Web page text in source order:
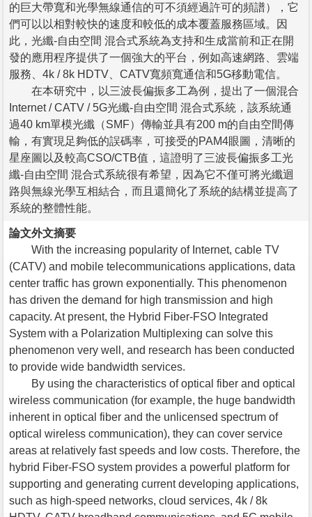
的巨大帶寬和光學無線通信的可不須經過許可的頻譜），它
們可以以相對較快的速度和較低的成本覆蓋服務區域。因
此，光纖-自由空間 混合式系統為支持和生成當前和正在開
發的應用程序提供了一個強大的平台，例如高速網路、雲端
服務、4k / 8k HDTV、CATV寬頻寬通信和5G移動電信。
在本研究中，以三波長偏振多工為例，提出了一個混合
Internet / CATV / 5G光纖-自由空間 混合式系統，該系統通
過40 km單模光纖（SMF）傳輸並具有200 m的自由空間傳
輸，有實現足夠低的誤碼率，可接受的PAM4眼圖，清晰的
星座圖以及較高CSO/CTB值，這證明了三波長偏振多工光
纖-自由空間 混合式系統很有希望，因為它不僅可將光纖迴
路與無線光學互相結合，而且還簡化了系統的結構並提高了
系統的整體性能。
論文外文摘要
With the increasing popularity of Internet, cable TV
(CATV) and mobile telecommunications applications, data
center traffic has grown exponentially. This phenomenon
has driven the demand for high transmission and high
capacity. At present, the Hybrid Fiber-FSO Integrated
System with a Polarization Multiplexing can solve this
phenomenon very well, and research has been conducted
to provide wide bandwidth services.
By using the characteristics of optical fiber and optical
wireless communication (for example, the huge bandwidth
inherent in optical fiber and the unlicensed spectrum of
optical wireless communication), they can cover service
areas at relatively fast speeds and low costs. Therefore, the
hybrid Fiber-FSO system provides a powerful platform for
supporting and generating current developing applications,
such as high-speed networks, cloud services, 4k / 8k